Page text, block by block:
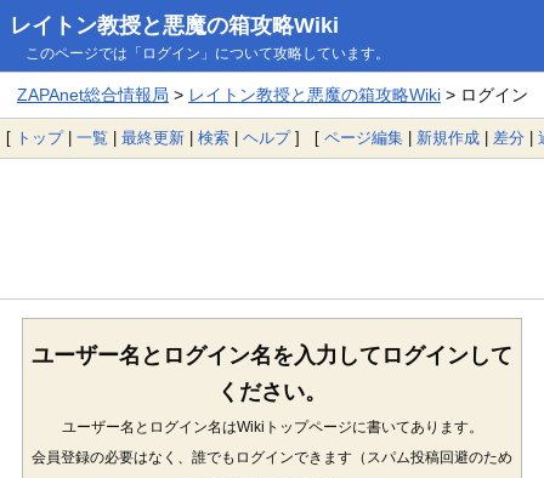
レイトン教授と悪魔の箱攻略Wiki
このページでは「ログイン」について攻略しています。
ZAPAnet総合情報局 > レイトン教授と悪魔の箱攻略Wiki> ログイン
[ トップ| 一覧 | 最終更新 | 検索 | ヘルプ] [ ページ編集 | 新規作成 | 差分 |
ユーザー名とログイン名を入力してログインして
ください。
ユーザー名とログイン名はWikiトップページに書いてあります。
会員登録の必要はなく、誰でもログインできます（スパム投稿回避のため